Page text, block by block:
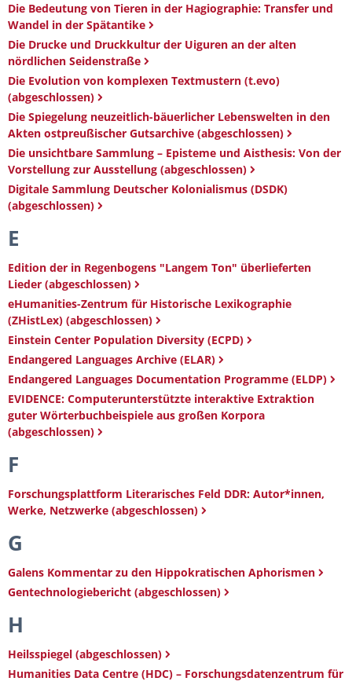
Die Bedeutung von Tieren in der Hagiographie: Transfer und
Wandel in der Spätantike
Die Drucke und Druckkultur der Uiguren an der alten
nördlichen Seidenstraße
Die Evolution von komplexen Textmustern (t.evo)
(abgeschlossen)
Die Spiegelung neuzeitlich-bäuerlicher Lebenswelten in den
Akten ostpreußischer Gutsarchive (abgeschlossen)
Die unsichtbare Sammlung – Episteme und Aisthesis: Von der
Vorstellung zur Ausstellung (abgeschlossen)
Digitale Sammlung Deutscher Kolonialismus (DSDK)
(abgeschlossen)
E
Edition der in Regenbogens "Langem Ton" überlieferten
Lieder (abgeschlossen)
eHumanities-Zentrum für Historische Lexikographie
(ZHistLex) (abgeschlossen)
Einstein Center Population Diversity (ECPD)
Endangered Languages Archive (ELAR)
Endangered Languages Documentation Programme (ELDP)
EVIDENCE: Computerunterstützte interaktive Extraktion
guter Wörterbuchbeispiele aus großen Korpora
(abgeschlossen)
F
Forschungsplattform Literarisches Feld DDR: Autor*innen,
Werke, Netzwerke (abgeschlossen)
G
Galens Kommentar zu den Hippokratischen Aphorismen
Gentechnologiebericht (abgeschlossen)
H
Heilsspiegel (abgeschlossen)
Humanities Data Centre (HDC) – Forschungsdatenzentrum für